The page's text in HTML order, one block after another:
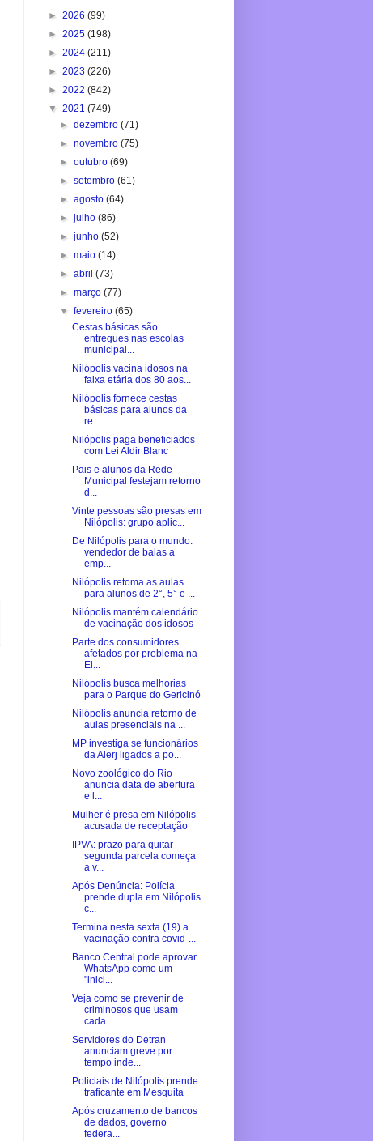
► 2026 (99)
► 2025 (198)
► 2024 (211)
► 2023 (226)
► 2022 (842)
▼ 2021 (749)
►dezembro(71)
►novembro(75)
►outubro(69)
►setembro(61)
►agosto(64)
►julho(86)
►junho(52)
►maio(14)
►abril(73)
►março(77)
▼fevereiro(65)
Cestas básicas são
entregues nas escolas
municipai...
Nilópolis vacina idosos na
faixa etária dos 80 aos...
Nilópolis fornece cestas
básicas para alunos da
re...
Nilópolis paga beneficiados
com Lei Aldir Blanc
Pais e alunos da Rede
Municipal festejam retorno
d...
Vinte pessoas são presas em
Nilópolis: grupo aplic...
De Nilópolis para o mundo:
vendedor de balas a
emp...
Nilópolis retoma as aulas
para alunos de 2°, 5° e ...
Nilópolis mantém calendário
de vacinação dos idosos
Parte dos consumidores
afetados por problema na
El...
Nilópolis busca melhorias
para o Parque do Gericinó
Nilópolis anuncia retorno de
aulas presenciais na ...
MP investiga se funcionários
da Alerj ligados a po...
Novo zoológico do Rio
anuncia data de abertura
e l...
Mulher é presa em Nilópolis
acusada de receptação
IPVA: prazo para quitar
segunda parcela começa
a v...
Após Denúncia: Polícia
prende dupla em Nilópolis
c...
Termina nesta sexta (19) a
vacinação contra covid-...
Banco Central pode aprovar
WhatsApp como um
"inici...
Veja como se prevenir de
criminosos que usam
cada ...
Servidores do Detran
anunciam greve por
tempo inde...
Policiais de Nilópolis prende
traficante em Mesquita
Após cruzamento de bancos
de dados, governo
federa...